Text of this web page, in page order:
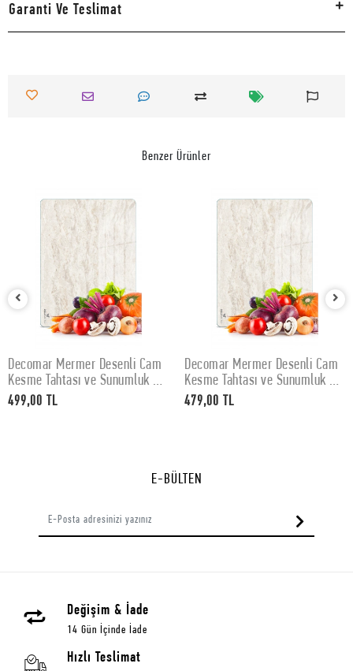
Garanti Ve Teslimat
Benzer Ürünler
SEPETE EKLE
Decomar Mermer Desenli Cam
Kesme Tahtası ve Sunumluk 30
x 40 cm
499,00 TL
SEPETE EKLE
Decomar Mermer Desenli Cam
Kesme Tahtası ve Sunumluk 25
x 35 cm
479,00 TL
E-BÜLTEN
Değişim & İade
14 Gün İçinde İade
Hızlı Teslimat